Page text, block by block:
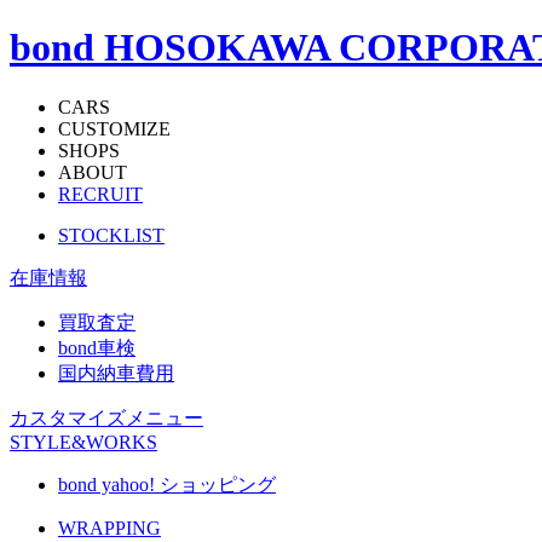
bond HOSOKAWA
CARS
CUSTOMIZE
SHOPS
ABOUT
RECRUIT
STOCKLIST
在庫情報
買取査定
bond車検
国内納車費用
カスタマイズメニュー
STYLE&WORKS
bond yahoo! ショッピング
WRAPPING